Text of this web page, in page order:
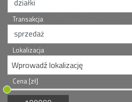
Transakcja
Lokalizacja
Wprowadź lokalizację
Cena [zł]